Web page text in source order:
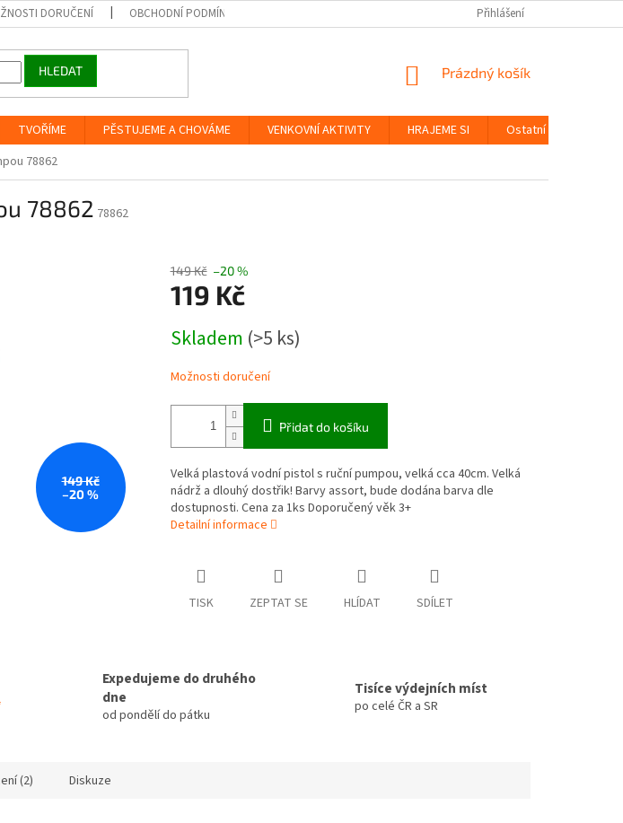
DORUČENÍ OBCHODNÍ PODMÍNKY ZÁSADY OCHRANY
Přihlášení
HLEDAT
NÁKUPNÍ
Prázdný košík
TVOŘÍME PĚSTUJEME A CHOVÁME VENKOVNÍ AKTIVITY HRAJEME SI Ostatní
78862
78862 78862
149 Kč
–20 %
149 Kč –20 %
119 Kč
cena:
Skladem (>5 ks)
Možnosti doručení
Přidat do košíku
Velká plastová vodní pistol s ruční pumpou, velká cca 40cm. Velká
nádrž a dlouhý dostřik! Barvy assort, bude dodána barva dle
dostupnosti. Cena za 1ks Doporučený věk 3+
Detailní informace
TISK ZEPTAT SE HLÍDAT SDÍLET
Expedujeme do druhého
dne
od pondělí do pátku
Tisíce výdejních míst
po celé ČR a SR
(2) Diskuze